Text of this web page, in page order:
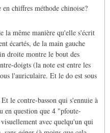
chiffres méthode chinoise?
la même manière qu'elle s'écrit
écartés, de la main gauche
droite montre le bout des
doigts (la note est entre les
l'auriculaire. Et le do est sous
le contre-basson qui s'ennuie à
en question que 4 "pfoute-
avec quelqu'un qui